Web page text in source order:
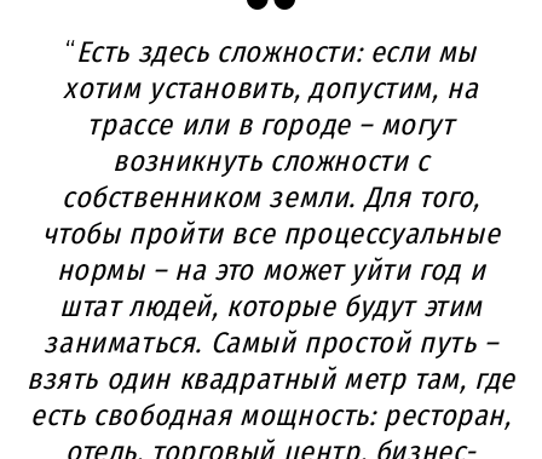
“Есть здесь сложности: если мы
хотим установить, допустим, на
трассе или в городе – могут
возникнуть сложности с
собственником земли. Для того,
чтобы пройти все процессуальные
нормы – на это может уйти год и
штат людей, которые будут этим
заниматься. Самый простой путь –
взять один квадратный метр там, где
есть свободная мощность: ресторан,